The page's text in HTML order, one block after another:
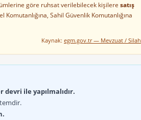
göre ruhsat verilebilecek kişilere satış
Sahil Güvenlik Komutanlığına
Kaynak: egm.gov.tr — Mevzuat / Silah
ile yapılmalıdır.